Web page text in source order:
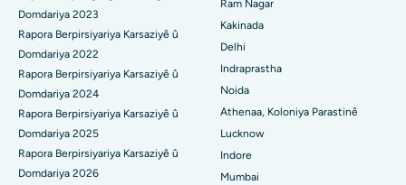
Nexweşxaneya herî baş li CBD Belapur, Navi Mumbai
Nexweşxaneya herî baş li Panchavati, Nashik
Nexweşxaneya herî baş li secunderabad, Hyderabad
Nexweşxaneya çêtirîn li Seshadripuram, Bangalore
Nexweşxaneya herî baş li Waltair Main Road, Visakhapatnam
Guhertina Tevahî ya Çokê ya Seramîk
ERCP
Domdariya 2023
Rapora Berpirsiyariya Karsaziyê û
Domdariya 2022
Rapora Berpirsiyariya Karsaziyê û
Domdariya 2024
Rapora Berpirsiyariya Karsaziyê û
Domdariya 2025
Rapora Berpirsiyariya Karsaziyê û
Domdariya 2026
Ram Nagar
Kakinada
Delhi
Indraprastha
Noida
Athenaa, Koloniya Parastinê
Lucknow
Indore
Mumbai